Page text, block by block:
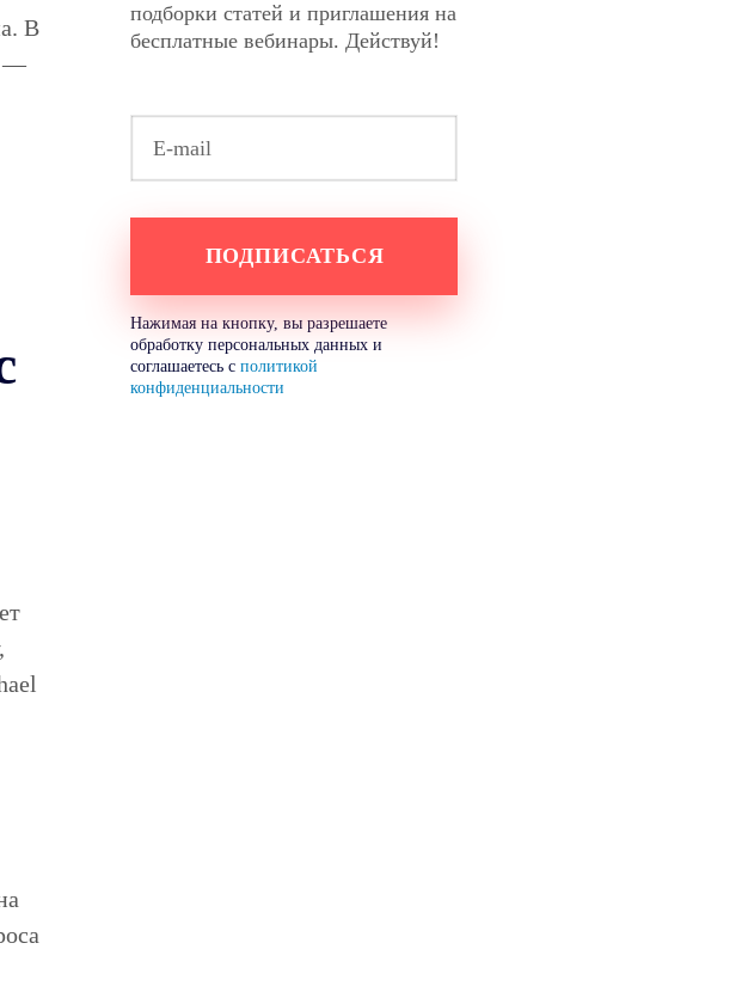
В
—
подборки статей и приглашения на
бесплатные вебинары. Действуй!
Нажимая на кнопку, вы разрешаете
обработку персональных данных и
соглашаетесь сполитикой
конфиденциальности